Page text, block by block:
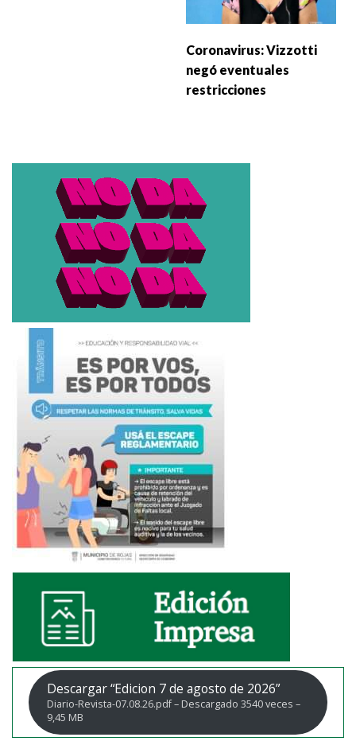
Coronavirus: Vizzotti
negó eventuales
restricciones
Descargar “Edicion 7 de agosto de 2026”
Diario-Revista-07.08.26.pdf – Descargado 3540 veces –
9,45 MB